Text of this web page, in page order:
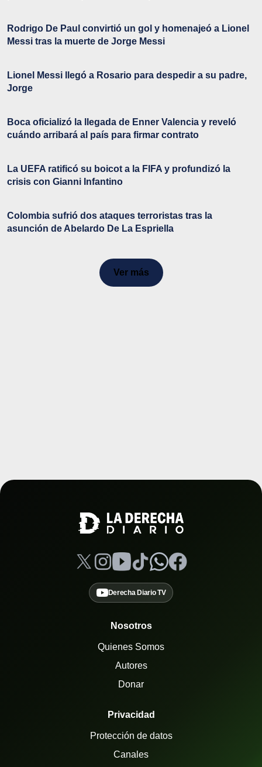
Rodrigo De Paul convirtió un gol y homenajeó a Lionel
Messi tras la muerte de Jorge Messi
Lionel Messi llegó a Rosario para despedir a su padre,
Jorge
Boca oficializó la llegada de Enner Valencia y reveló
cuándo arribará al país para firmar contrato
La UEFA ratificó su boicot a la FIFA y profundizó la
crisis con Gianni Infantino
Colombia sufrió dos ataques terroristas tras la
asunción de Abelardo De La Espriella
Ver más
Derecha Diario TV
Nosotros
Quienes Somos
Autores
Donar
Privacidad
Protección de datos
Canales